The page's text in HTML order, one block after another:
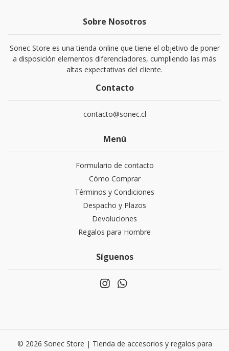
Sobre Nosotros
Sonec Store es una tienda online que tiene el objetivo de poner
a disposición elementos diferenciadores, cumpliendo las más
altas expectativas del cliente.
Contacto
contacto@sonec.cl
Menú
Formulario de contacto
Cómo Comprar
Términos y Condiciones
Despacho y Plazos
Devoluciones
Regalos para Hombre
Síguenos
© 2026 Sonec Store | Tienda de accesorios y regalos para